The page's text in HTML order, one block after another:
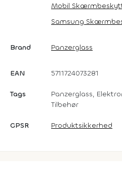
Mobil
Samsung
Brand Panzerglass
EAN 5711724073281
Tags
Panzerglass,
Tilbehør
GPSR Produktsikkerhed